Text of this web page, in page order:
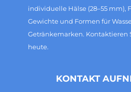
individuelle Hälse (28–55 mm),
Gewichte und Formen für
Getränkemarken. Kontaktieren
heute.
KONTAKT